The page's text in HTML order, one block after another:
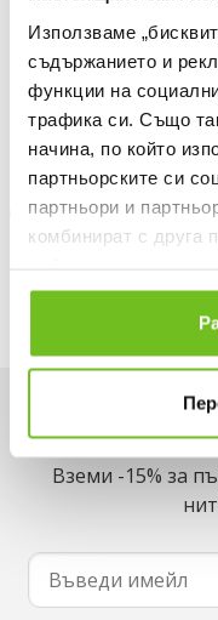
Използваме
съдържанието и
функции на
трафика си. Също
начина, по който
партньорските си
партньори и
комбинират с друга
ползването от Ваша
ВИЖ ПОВЕЧЕ
30 ДНИ БЕЗПЛАТНО
Информация за
Описание
Доставка
Искаш да
Вземи -15% за